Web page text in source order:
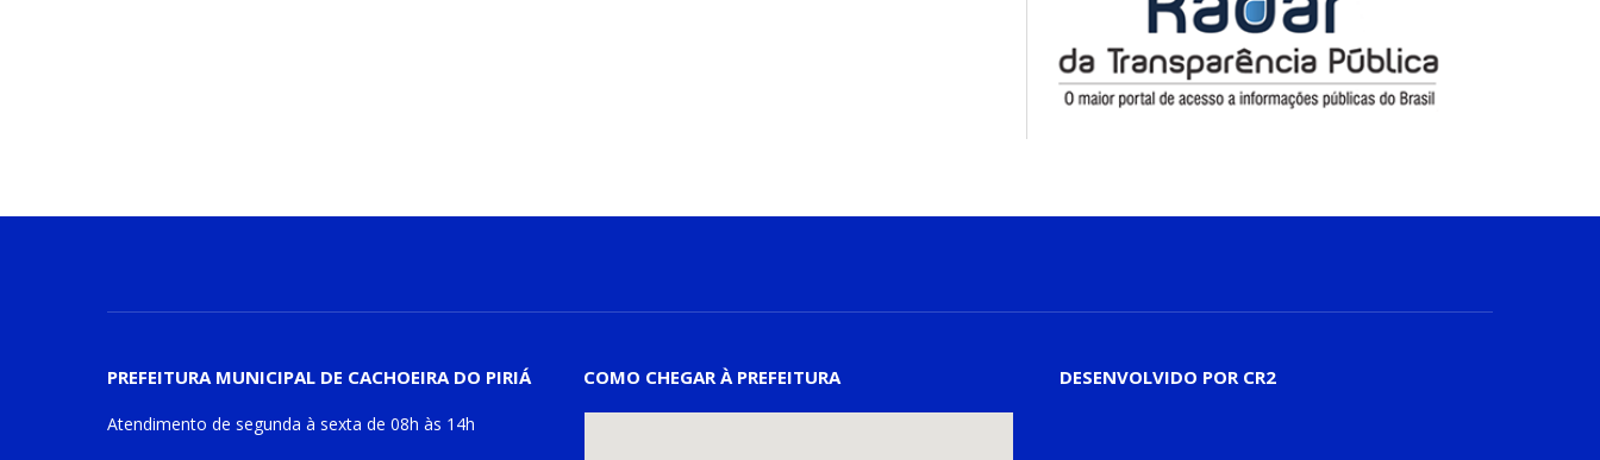
PREFEITURA MUNICIPAL DE CACHOEIRA DO PIRIÁ
Atendimento de segunda à sexta de 08h às 14h
COMO CHEGAR À PREFEITURA DESENVOLVIDO POR CR2